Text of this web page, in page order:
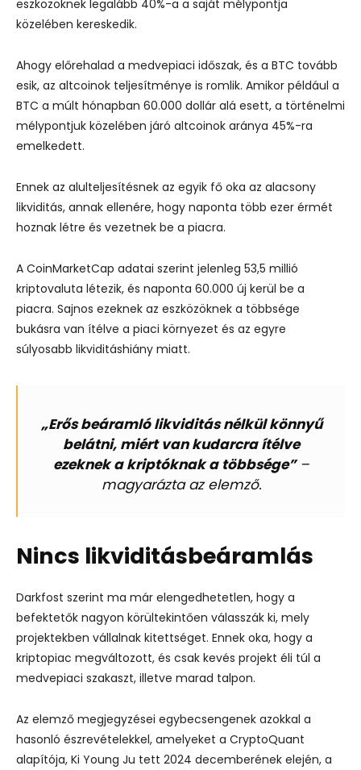
eszközöknek legalább 40%-a a saját mélypontja
közelében kereskedik.
Ahogy előrehalad a medvepiaci időszak, és a BTC tovább
esik, az altcoinok teljesítménye is romlik. Amikor például a
BTC a múlt hónapban 60.000 dollár alá esett, a történelmi
mélypontjuk közelében járó altcoinok aránya 45%-ra
emelkedett.
Ennek az alulteljesítésnek az egyik fő oka az alacsony
likviditás, annak ellenére, hogy naponta több ezer érmét
hoznak létre és vezetnek be a piacra.
A CoinMarketCap adatai szerint jelenleg 53,5 millió
kriptovaluta létezik, és naponta 60.000 új kerül be a
piacra. Sajnos ezeknek az eszközöknek a többsége
bukásra van ítélve a piaci környezet és az egyre
súlyosabb likviditáshiány miatt.
„Erős beáramló likviditás nélkül könnyű
belátni, miért van kudarcra ítélve
ezeknek a kriptóknak a többsége”–
magyarázta az elemző.
Nincs likviditásbeáramlás
Darkfost szerint ma már elengedhetetlen, hogy a
befektetők nagyon körültekintően válasszák ki, mely
projektekben vállalnak kitettséget. Ennek oka, hogy a
kriptopiac megváltozott, és csak kevés projekt éli túl a
medvepiaci szakaszt, illetve marad talpon.
Az elemző megjegyzései egybecsengenek azokkal a
hasonló észrevételekkel, amelyeket a CryptoQuant
alapítója, Ki Young Ju tett 2024 decemberének elején, a